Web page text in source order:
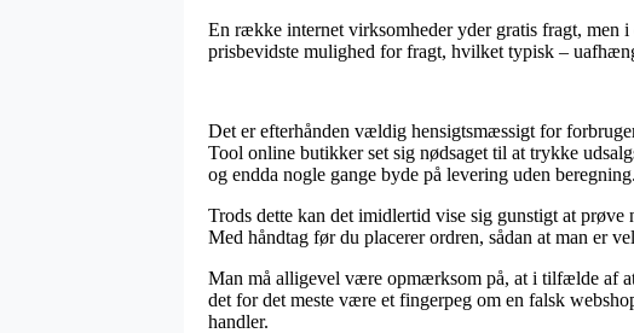
En række internet virksomheder yder gratis fragt, men
prisbevidste mulighed for fragt, hvilket typisk –
Det er efterhånden vældig hensigtsmæssigt for
Tool online butikker set sig nødsaget til at trykke
og endda nogle gange byde på levering uden beregning.
Trods dette kan det imidlertid vise sig gunstigt at
Med håndtag før du placerer ordren, sådan at man er
Man må alligevel være opmærksom på, at i tilfælde af
det for det meste være et fingerpeg om en falsk
handler.